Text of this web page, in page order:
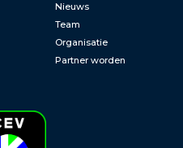
Nieuws
Team
Organisatie
Partner worden